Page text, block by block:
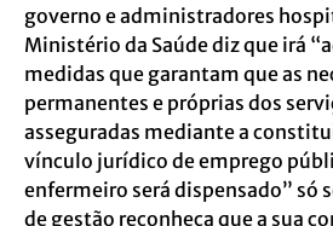
governo e administradores
Ministério da Saúde diz que irá
medidas que garantam que as
permanentes e próprias dos
asseguradas mediante a
vínculo jurídico de emprego
enfermeiro será dispensado” só
de gestão reconheça que a sua